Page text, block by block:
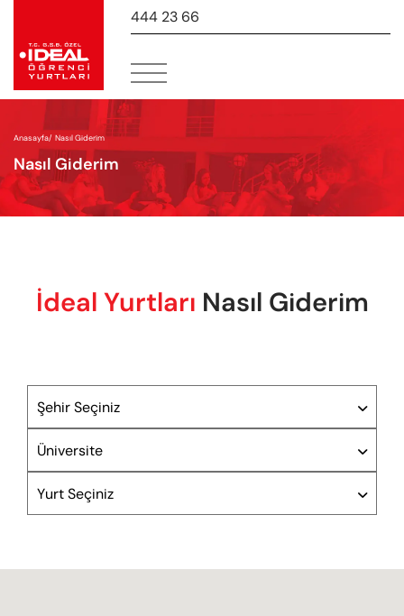
444 23 66
Anasayfa/ Nasıl Giderim
Nasıl Giderim
İdeal Yurtları Nasıl Giderim
Şehir Seçiniz
Üniversite
Yurt Seçiniz